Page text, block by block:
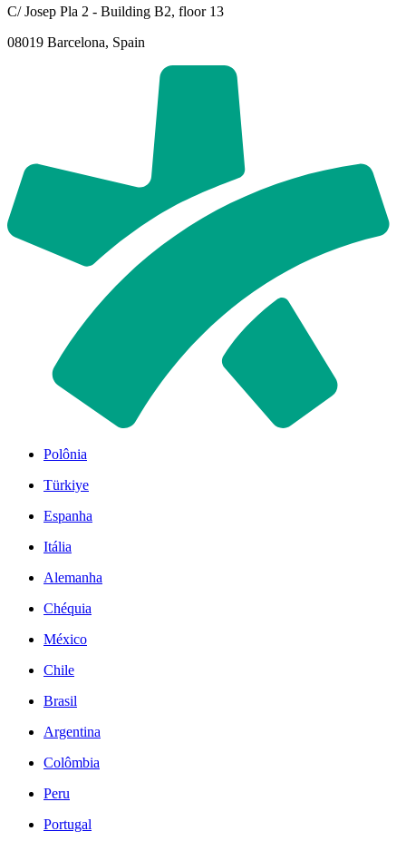
C/ Josep Pla 2 - Building B2, floor 13
08019 Barcelona, Spain
Polônia
Türkiye
Espanha
Itália
Alemanha
Chéquia
México
Chile
Brasil
Argentina
Colômbia
Peru
Portugal